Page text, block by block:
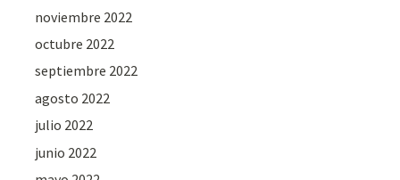
noviembre 2022
octubre 2022
septiembre 2022
agosto 2022
julio 2022
junio 2022